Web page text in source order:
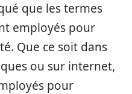
que les termes
employés pour
Que ce soit dans
ou sur internet,
pour